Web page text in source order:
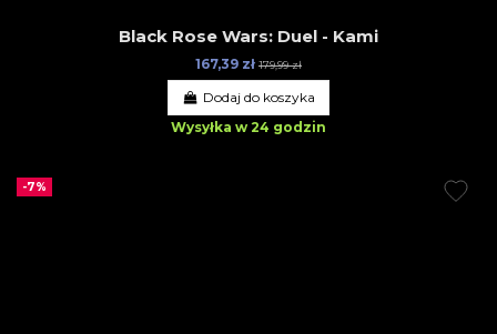
Black Rose Wars: Duel - Kami
167,39 zł 179,99 zł
Dodaj do koszyka
Wysyłka w 24 godzin
-7%